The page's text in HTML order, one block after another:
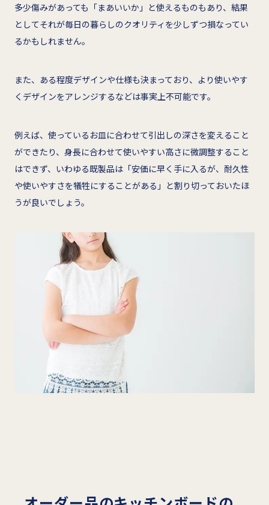
多少傷みがあっても「まあいいか」と使えるものもあり、結果
としてそれが毎日の暮らしのクオリティを少しずつ損なってい
るかもしれません。
また、ある程度デザインや仕様も決まっており、より使いやす
くデザインをアレンジするなどは事実上不可能です。
例えば、使っているお皿に合わせて引出しの深さを変えること
ができたり、身長に合わせて使いやすい高さに微調整すること
はできず、いわゆる既製品は「安価に早く手に入るが、耐久性
や使いやすさを犠牲にすることがある」と割り切っておいたほ
うが良いでしょう。